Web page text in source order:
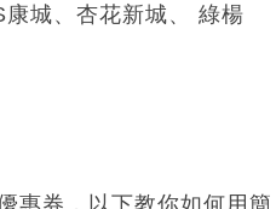
城、杏花新城、 綠楊
惠券，以下教你如何用簡